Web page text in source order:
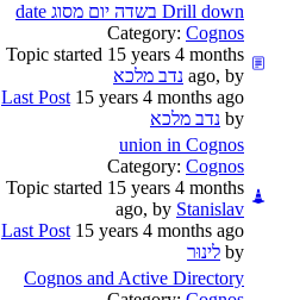
Drill down בשדה יום מסוג date
Category: Cognos
Topic started 15 years 4 months
ago, by נדב מלכא
Last Post 15 years 4 months ago
by נדב מלכא
union in Cognos
Category: Cognos
Topic started 15 years 4 months
ago, by Stanislav
Last Post 15 years 4 months ago
by לינוּר
Cognos and Active Directory